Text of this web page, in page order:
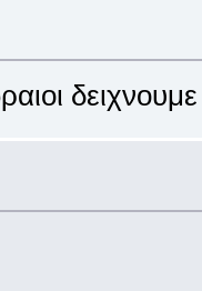
δειχνουμε